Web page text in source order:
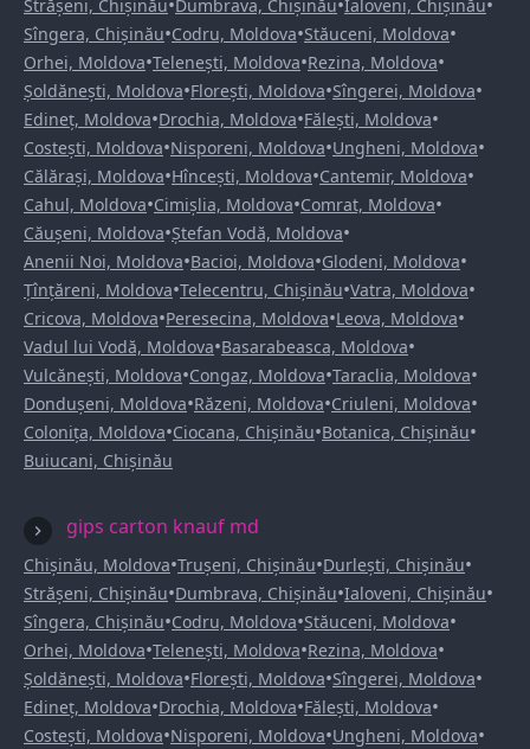
Strășeni, Chișinău Dumbrava, Chișinău Ialoveni, Chișinău
Sîngera, Chișinău•Codru, Moldova•Stăuceni, Moldova•
Orhei, Moldova•Telenești, Moldova•Rezina, Moldova•
Șoldănești, Moldova•Florești, Moldova•Sîngerei, Moldova•
Edineț, Moldova•Drochia, Moldova•Fălești, Moldova•
Costești, Moldova•Nisporeni, Moldova•Ungheni, Moldova•
Călărași, Moldova•Hîncești, Moldova•Cantemir, Moldova•
Cahul, Moldova•Cimișlia, Moldova•Comrat, Moldova•
Căușeni, Moldova•Ștefan Vodă, Moldova•
Anenii Noi, Moldova•Bacioi, Moldova•Glodeni, Moldova•
Țînțăreni, Moldova•Telecentru, Chișinău•Vatra, Moldova•
Cricova, Moldova•Peresecina, Moldova•Leova, Moldova•
Vadul lui Vodă, Moldova•Basarabeasca, Moldova•
Vulcănești, Moldova•Congaz, Moldova•Taraclia, Moldova•
Dondușeni, Moldova•Răzeni, Moldova•Criuleni, Moldova•
Colonița, Moldova•Ciocana, Chișinău•Botanica, Chișinău•
Buiucani, Chișinău
gips carton knauf md
Chișinău, Moldova•Trușeni, Chișinău•Durlești, Chișinău•
Strășeni, Chișinău•Dumbrava, Chișinău•Ialoveni, Chișinău•
Sîngera, Chișinău•Codru, Moldova•Stăuceni, Moldova•
Orhei, Moldova•Telenești, Moldova•Rezina, Moldova•
Șoldănești, Moldova•Florești, Moldova•Sîngerei, Moldova•
Edineț, Moldova•Drochia, Moldova•Fălești, Moldova•
Costești, Moldova•Nisporeni, Moldova•Ungheni, Moldova•